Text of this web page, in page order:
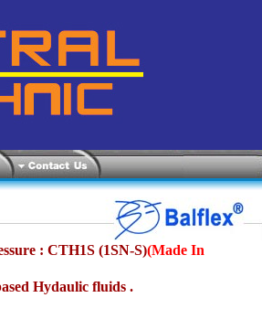
: CTH1S (1SN-S)(Made In
Hydaulic fluids .